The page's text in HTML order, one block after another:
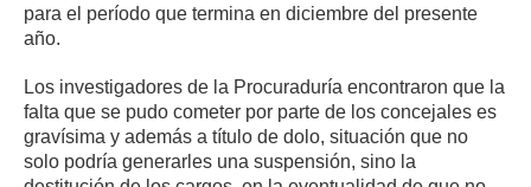
para el período que termina en diciembre del presente
año.
Los investigadores de la Procuraduría encontraron que la
falta que se pudo cometer por parte de los concejales es
gravísima y además a título de dolo, situación que no
solo podría generarles una suspensión, sino la